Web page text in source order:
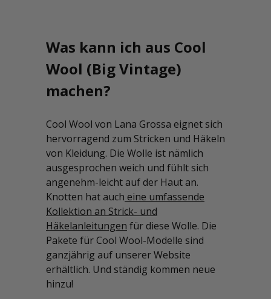
Was kann ich aus Cool
Wool (Big Vintage)
machen?
Cool Wool von Lana Grossa eignet sich
hervorragend zum Stricken und Häkeln
von Kleidung. Die Wolle ist nämlich
ausgesprochen weich und fühlt sich
angenehm-leicht auf der Haut an.
Knotten hat auch eine umfassende
Kollektion an Strick- und
Häkelanleitungen für diese Wolle. Die
Pakete für Cool Wool-Modelle sind
ganzjährig auf unserer Website
erhältlich. Und ständig kommen neue
hinzu!